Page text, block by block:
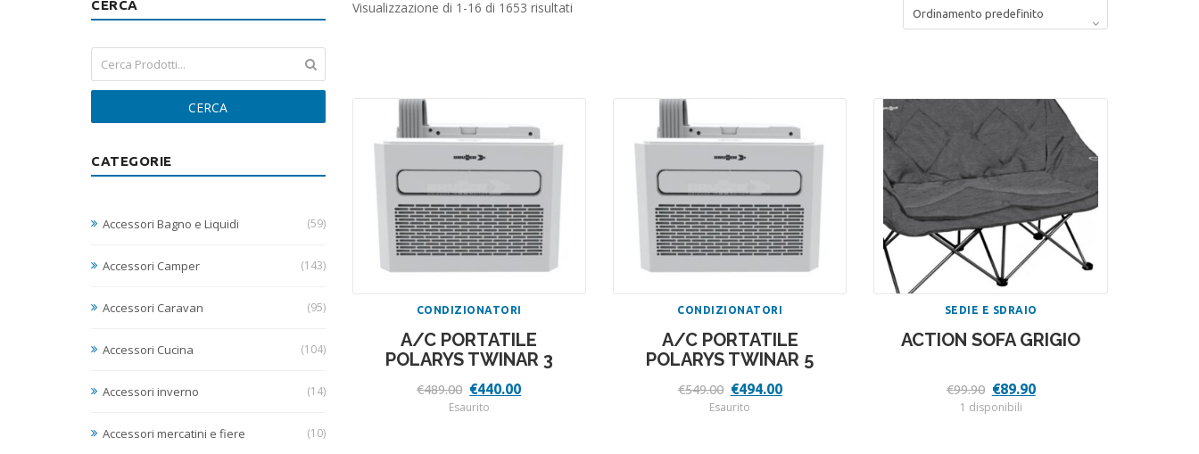
CERCA
CERCA
CATEGORIE
Accessori Bagno e Liquidi (59)
Accessori Camper (143)
Accessori Caravan (95)
Accessori Cucina (104)
Accessori inverno (14)
Accessori mercatini e fiere (10)
Visualizzazione di 1-16 di 1653 risultati
CONDIZIONATORI
A/C PORTATILE
POLARYS TWINAR 3
€489.00 Il
prezzo
originale
€440.00Il
Esaurito
CONDIZIONATORI
A/C PORTATILE
POLARYS TWINAR 5
€549.00 Il
prezzo
originale
€494.00Il
Esaurito
SEDIE E SDRAIO
ACTION SOFA GRIGIO
€99.90 Il
prezzo
originale
€89.90Il
1 disponibili